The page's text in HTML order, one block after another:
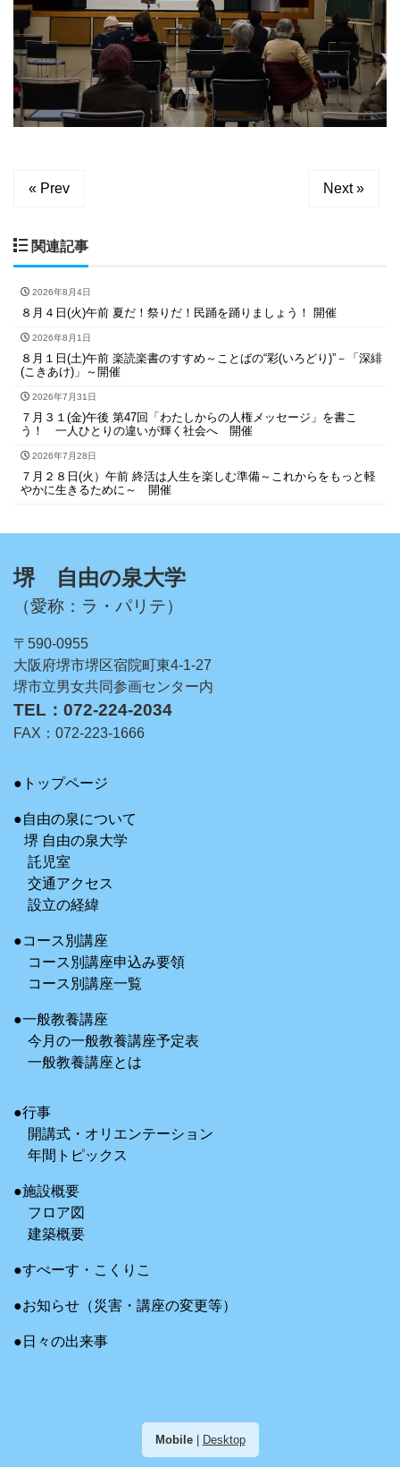
« Prev Next »
関連記事
2026年8月4日
８月４日(火)午前 夏だ！祭りだ！民踊を踊りましょう！ 開催
2026年8月1日
８月１日(土)午前 楽読楽書のすすめ～ことばの“彩(いろどり)”－「深緋
(こきあけ)」～開催
2026年7月31日
７月３１(金)午後 第47回「わたしからの人権メッセージ」を書こ
う！ 一人ひとりの違いが輝く社会へ 開催
2026年7月28日
７月２８日(火）午前 終活は人生を楽しむ準備～これからをもっと軽
やかに生きるために～ 開催
堺 自由の泉大学
（愛称：ラ・パリテ）
〒590-0955
大阪府堺市堺区宿院町東4-1-27
堺市立男女共同参画センター内
TEL：072-224-2034
FAX：072-223-1666
●トップページ
●自由の泉について
堺 自由の泉大学
託児室
交通アクセス
設立の経緯
●コース別講座
コース別講座申込み要領
コース別講座一覧
●一般教養講座
今月の一般教養講座予定表
一般教養講座とは
●行事
開講式・オリエンテーション
年間トピックス
●施設概要
フロア図
建築概要
●すぺーす・こくりこ
●お知らせ（災害・講座の変更等）
●日々の出来事
Mobile| Desktop